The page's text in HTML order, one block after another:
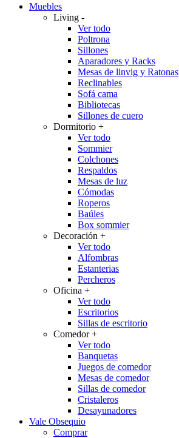
Muebles
Living -
Ver todo
Poltrona
Sillones
Aparadores y Racks
Mesas de linvig y Ratonas
Reclinables
Sofá cama
Bibliotecas
Sillones de cuero
Dormitorio +
Ver todo
Sommier
Colchones
Respaldos
Mesas de luz
Cómodas
Roperos
Baúles
Box sommier
Decoración +
Ver todo
Alfombras
Estanterias
Percheros
Oficina +
Ver todo
Escritorios
Sillas de escritorio
Comedor+
Ver todo
Banquetas
Juegos de comedor
Mesas de comedor
Sillas de comedor
Cristaleros
Desayunadores
Vale Obsequio
Comprar